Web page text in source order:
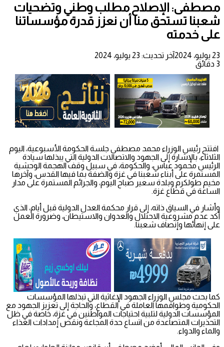
مصطفى: الإصلاح مطلب وطني وتضحيات
شعبنا تستحق منا أن نعزز قدرة مؤسساتنا
على خدمته
23 يوليو، 2024
آخر تحديث: 23 يوليو، 2024
3 دقائق
افتتح رئيس الوزراء محمد مصطفى جلسة الحكومة الأسبوعية، اليوم
الثلاثاء، بالإشارة إلى الجهود والاتصالات الدولية التي يبذلها سيادة
الرئيس محمود عباس، والحكومة، في سبيل وقف الهجمة الوحشية
المستمرة على أبناء شعبنا في غزة والضفة بما فيها القدس، وآخرها
مخيم طولكرم وبلدة سعير صباح اليوم، والجرائم المستمرة على مدار
الساعة في قطاع غزة.
وأشار في السياق ذاته، إلى قرار محكمة العدل الدولية قبل أيام، الذي
أكد عدم مشروعية الاحتلال والعدوان والاستيطان، وضرورة العمل
على إنهائها وإنصاف شعبنا.
كما بحث مجلس الوزراء الجهود الإغاثية التي تبذلها المؤسسات
الحكومية وطواقمها العاملة في القطاع، والحاجة إلى تعزيز الجهود مع
المؤسسات الدولية لتلبية احتياجات المواطنين في غزة، خاصة في ظل
التحذيرات المتصاعدة من اتساع حدة المجاعة ونقص إمدادات الغذاء
والماء والدواء.